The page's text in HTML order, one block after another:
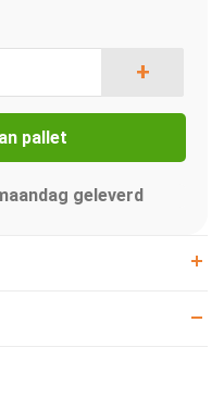
+
pallet
geleverd